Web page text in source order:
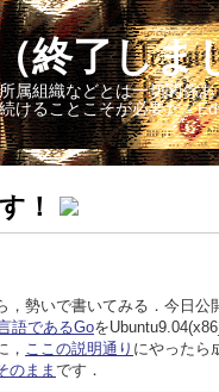
終了しま
属組織などとは一切関係
けることこそが必要だ -
！
，勢いで書いてみる．今日公
語であるGoを
， ここの説明通り にやったら
のまま です．